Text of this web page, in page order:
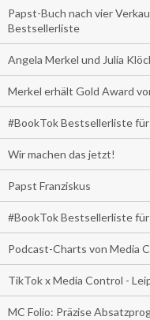
Papst-Buch nach vier
Bestsellerliste
Angela Merkel und Julia
Merkel erhält Gold Award
#BookTok Bestsellerliste
Wir machen das jetzt!
Papst Franziskus
#BookTok Bestsellerliste
Podcast-Charts von Media
TikTok x Media Control -
MC Folio: Präzise